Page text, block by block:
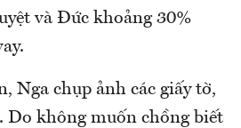
và Đức khoảng 30%
Nga chụp ảnh các giấy tờ,
không muốn chồng biết